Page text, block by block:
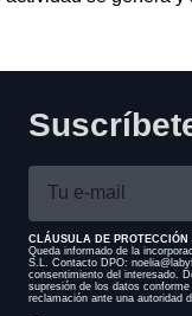
CLÁUSULA DE PROTECCIÓN
Queda informado de la
S.L. Contacto DPO:
consentimiento del interesado.
supresión de los datos
reclamación ante una autoridad